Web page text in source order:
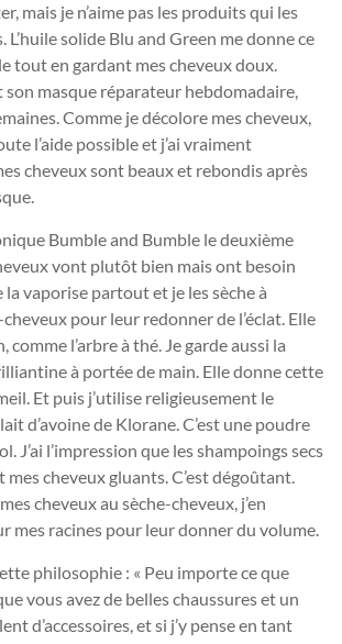
mais je n’aime pas les produits qui les
solide Blu and Green me donne ce
tout en gardant mes cheveux doux.
son masque réparateur hebdomadaire,
Comme je décolore mes cheveux,
l’aide possible et j’ai vraiment
cheveux sont beaux et rebondis après
Bumble and Bumble le deuxième
vont plutôt bien mais ont besoin
la vaporise partout et je les sèche à
pour leur redonner de l’éclat. Elle
l’arbre à thé. Je garde aussi la
à portée de main. Elle donne cette
Et puis j’utilise religieusement le
d’avoine de Klorane. C’est une poudre
J’ai l’impression que les shampoings secs
cheveux gluants. C’est dégoûtant.
cheveux au sèche-cheveux, j’en
mes racines pour leur donner du volume.
philosophie : « Peu importe ce que
vous avez de belles chaussures et un
d’accessoires, et si j’y pense en tant